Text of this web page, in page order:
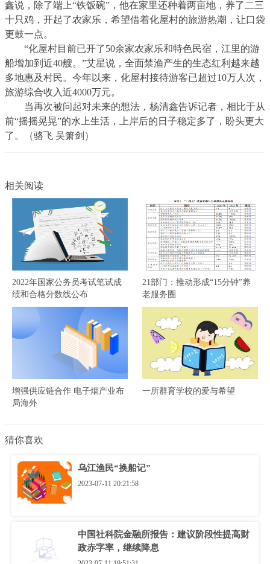
鑫说，除了端上“铁饭碗”，他在家里还种着两亩地，养了二三
十只鸡，开起了农家乐，希望借着化屋村的旅游热潮，让口袋
更鼓一点。
“化屋村目前已开了50余家农家乐和特色民宿，江里的游
船增加到近40艘。”艾星说，全面禁渔产生的生态红利越来越
多地惠及村民。今年以来，化屋村接待游客已超过10万人次，
旅游综合收入近4000万元。
当再次被问起对未来的想法，杨清鑫告诉记者，相比于从
前“摇摇晃晃”的水上生活，上岸后的日子稳定多了，盼头更大
了。（骆飞 吴箫剑）
相关阅读
2022年国家公务员考试笔试成
绩和合格分数线公布
21部门：推动形成“15分钟”养
老服务圈
增强供应链合作 电子烟产业布
局海外
一所群育学校的爱与希望
猜你喜欢
乌江渔民“换船记”
2023-07-11 20:21:58
中国社科院金融所报告：建议阶段性提高财
政赤字率，继续降息